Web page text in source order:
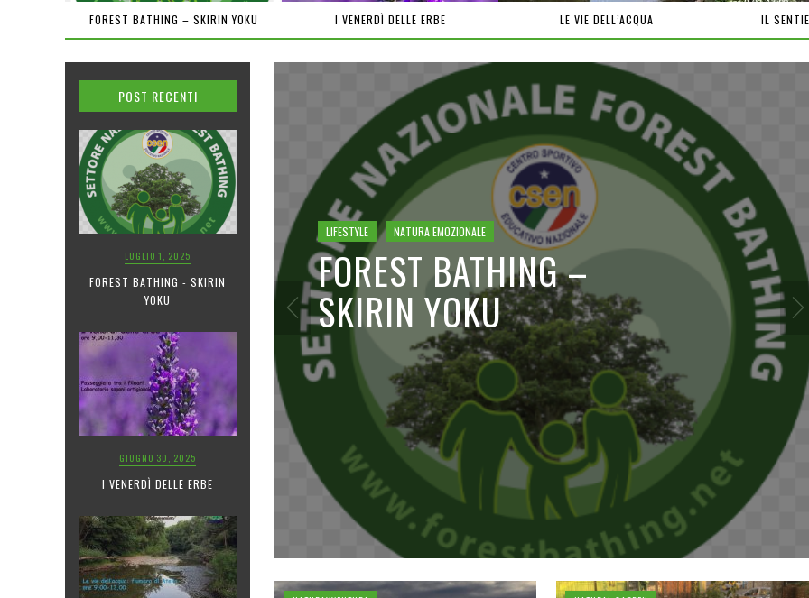
FOREST BATHING – SKIRIN YOKU I VENERDÌ DELLE ERBE LE VIE DELL’ACQUA IL
POST RECENTI
LUGLIO 1, 2025
FOREST BATHING - SKIRIN
YOKU
GIUGNO 30, 2025
I VENERDÌ DELLE ERBE
LIFESTYLE NATURA EMOZIONALE
FOREST BATHING –
SKIRIN YOKU GIUGNO 30, 2025
A SPASSO CON LA LUNA